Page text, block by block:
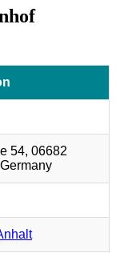
54, 06682